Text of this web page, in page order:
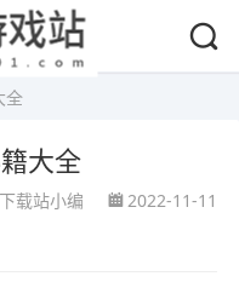
全
大全
载站小编
2022-11-11